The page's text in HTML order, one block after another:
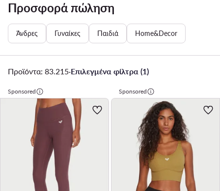
Προσφορά πώληση
Άνδρες Γυναίκες Παιδιά Home&Decor
Προϊόντα: 83.215·Επιλεγμένα φίλτρα (1)
Sponsored Sponsored